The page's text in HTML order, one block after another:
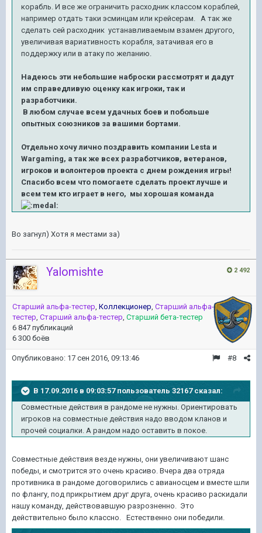
корабль. И все же ограничить расходник классом кораблей,
например отдать таки эсминцам или крейсерам. А так же
сделать сей расходник устанавливаемым взамен другого,
увеличивая вариативность корабля, затачивая его в
поддержку или в атаку по желанию.
Надеюсь эти небольшие наброски рассмотрят и дадут
им справедливую оценку как игроки, так и
разработчики.
В любом случае всем удачных боев и побольше
опытных союзников за вашими бортами.
Отдельно хочу лично поздравить компании Lesta и
Wargaming, а так же всех разработчиков, ветеранов,
игроков и волонтеров проекта с днем рождения игры!
Спасибо всем что помогаете сделать проект лучше и
всем тем кто играет в него, мы хорошая команда
Во загнул) Хотя я местами за)
2 492
Yalomishte
Старший альфа-тестер Коллекционер Старший альфа-
тестер Старший альфа-тестер Старший бета-тестер
6 847 публикаций
6 300 боёв
#8
Опубликовано: 17 сен 2016, 09:13:46
В 17.09.2016 в 09:03:57 пользователь 32167 сказал:
Совместные действия в рандоме не нужны. Ориентировать
игроков на совместные действия надо вводом кланов и
прочей социалки. А рандом надо оставить в покое.
Совместные действия везде нужны, они увеличивают шанс
победы, и смотрится это очень красиво. Вчера два отряда
противника в рандоме договорились с авианосцем и вместе шли
по флангу, под прикрытием друг друга, очень красиво раскидали
нашу команду, действовавшую разрозненно. Это
действительно было классно. Естественно они победили.